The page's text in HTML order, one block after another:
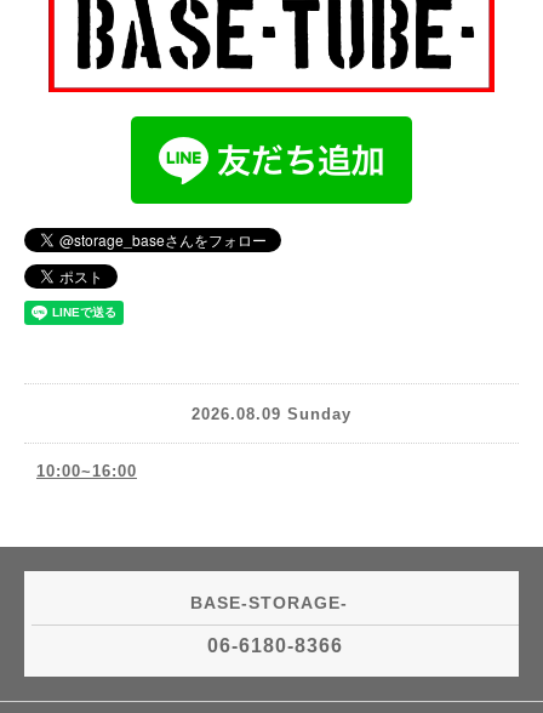
2026.08.09 Sunday
10:00~16:00
BASE-STORAGE-
06-6180-8366